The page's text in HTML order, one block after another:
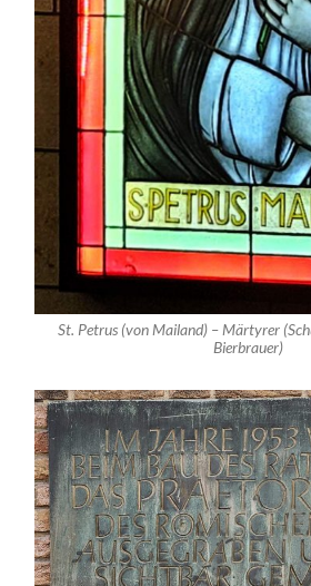
St. Petrus (von Mailand) – Märtyrer
Bierbrauer)